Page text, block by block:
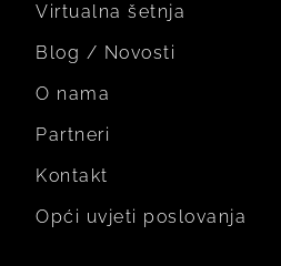
Virtualna šetnja
Blog / Novosti
O nama
Partneri
Kontakt
Opći uvjeti poslovanja